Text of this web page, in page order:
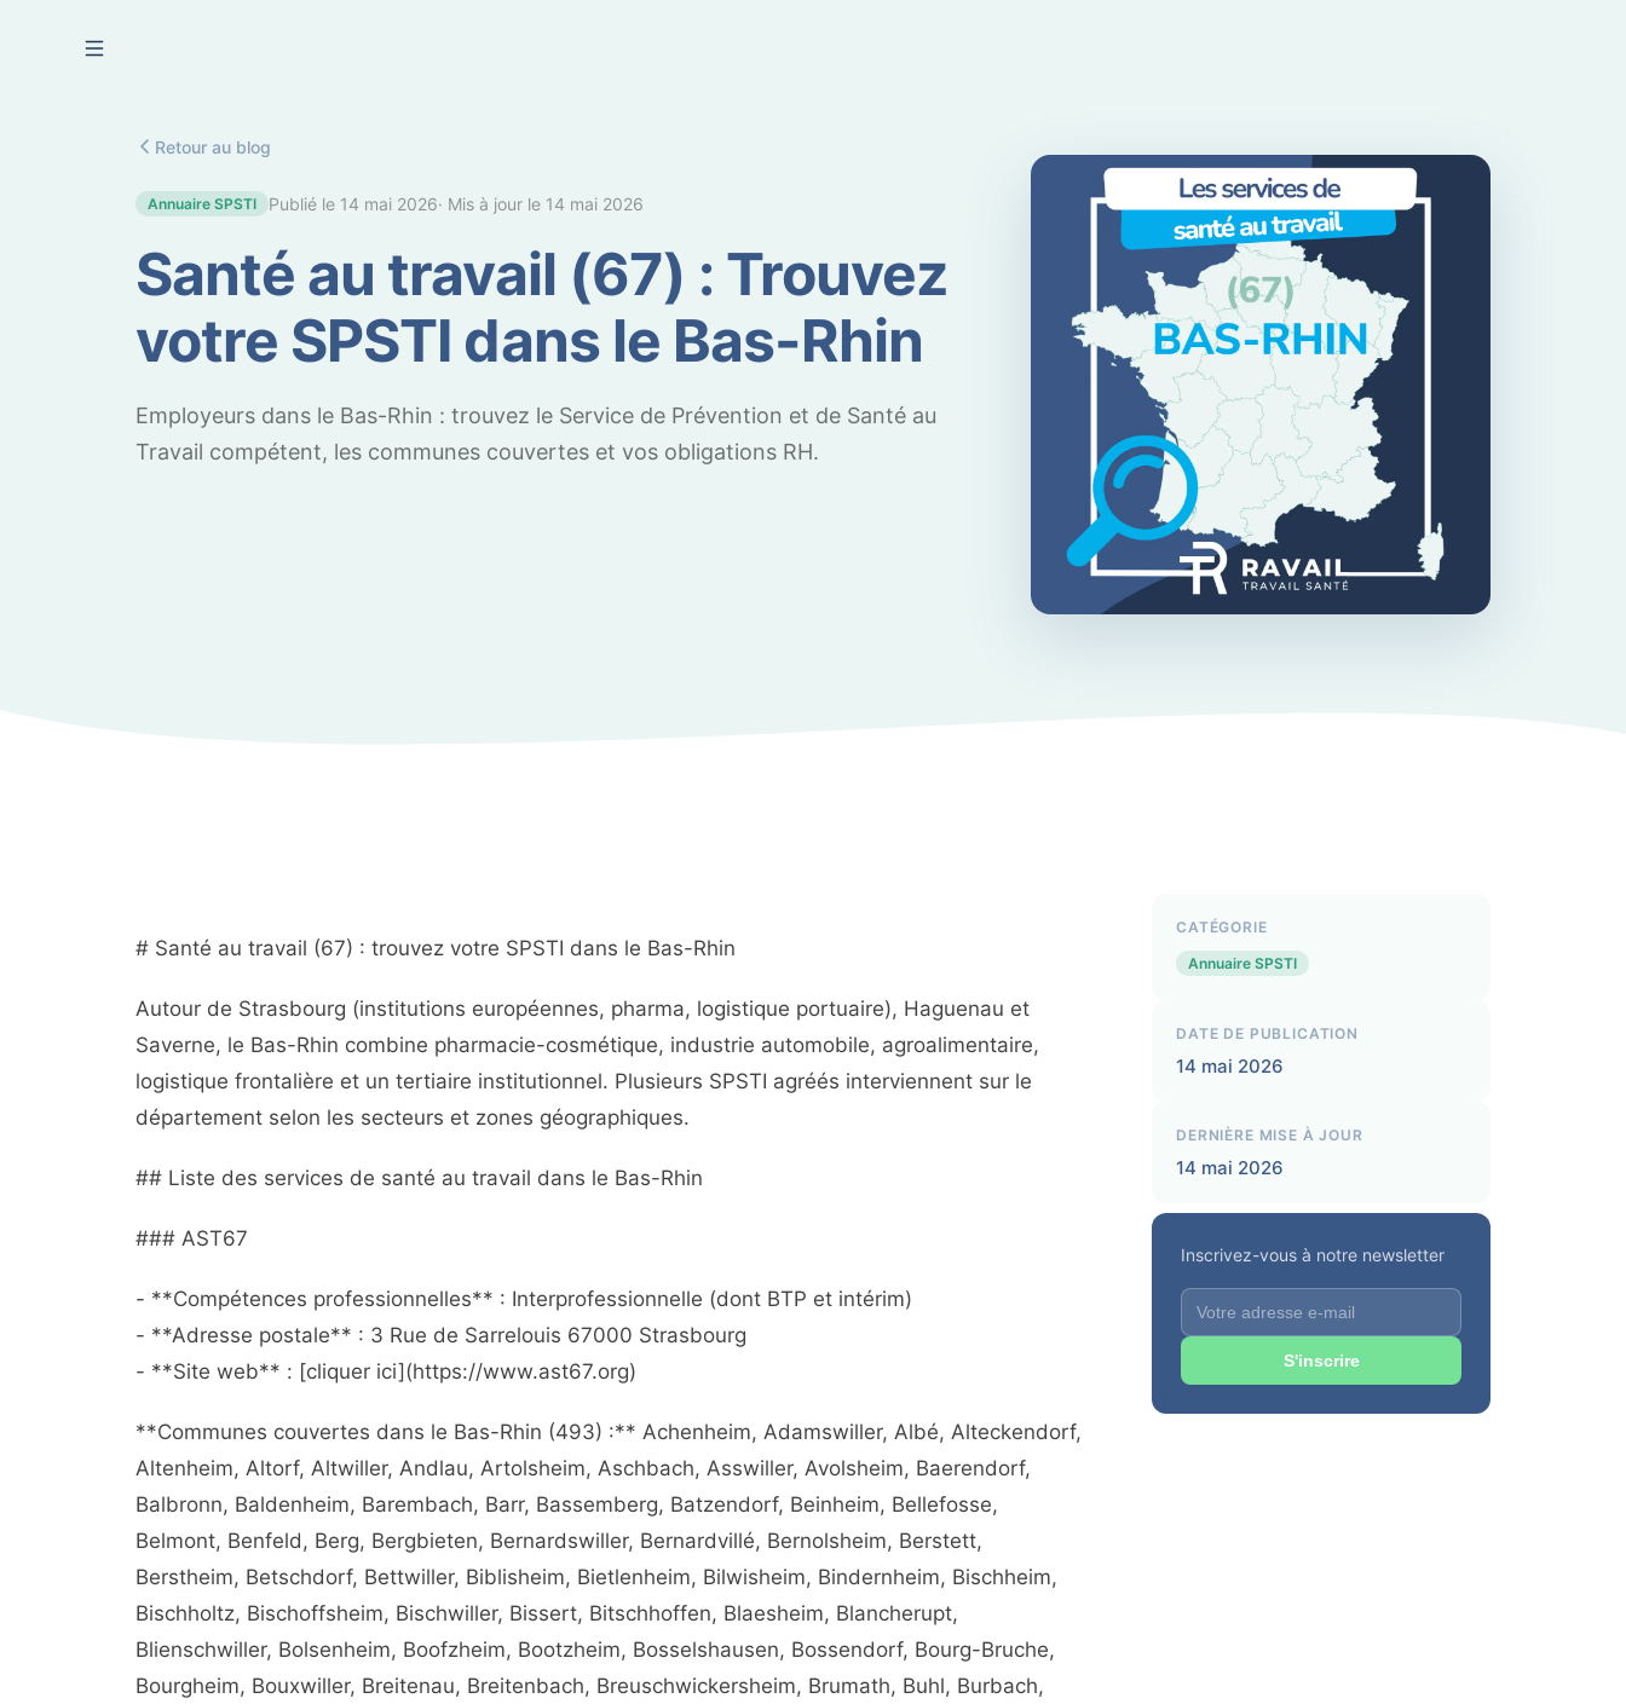
Retour au blog
Annuaire SPSTI Publié le 14 mai 2026· Mis à jour le 14 mai 2026
Santé au travail (67) : Trouvez
votre SPSTI dans le Bas-Rhin
Employeurs dans le Bas-Rhin : trouvez le Service de Prévention et de Santé au
Travail compétent, les communes couvertes et vos obligations RH.
# Santé au travail (67) : trouvez votre SPSTI dans le Bas-Rhin
Autour de Strasbourg (institutions européennes, pharma, logistique portuaire), Haguenau et
Saverne, le Bas-Rhin combine pharmacie-cosmétique, industrie automobile, agroalimentaire,
logistique frontalière et un tertiaire institutionnel. Plusieurs SPSTI agréés interviennent sur le
département selon les secteurs et zones géographiques.
## Liste des services de santé au travail dans le Bas-Rhin
### AST67
- **Compétences professionnelles** : Interprofessionnelle (dont BTP et intérim)
- **Adresse postale** : 3 Rue de Sarrelouis 67000 Strasbourg
- **Site web** : [cliquer ici](https://www.ast67.org)
**Communes couvertes dans le Bas-Rhin (493) :** Achenheim, Adamswiller, Albé, Alteckendorf,
Altenheim, Altorf, Altwiller, Andlau, Artolsheim, Aschbach, Asswiller, Avolsheim, Baerendorf,
Balbronn, Baldenheim, Barembach, Barr, Bassemberg, Batzendorf, Beinheim, Bellefosse,
Belmont, Benfeld, Berg, Bergbieten, Bernardswiller, Bernardvillé, Bernolsheim, Berstett,
Berstheim, Betschdorf, Bettwiller, Biblisheim, Bietlenheim, Bilwisheim, Bindernheim, Bischheim,
Bischholtz, Bischoffsheim, Bischwiller, Bissert, Bitschhoffen, Blaesheim, Blancherupt,
Blienschwiller, Bolsenheim, Boofzheim, Bootzheim, Bosselshausen, Bossendorf, Bourg-Bruche,
Bourgheim, Bouxwiller, Breitenau, Breitenbach, Breuschwickersheim, Brumath, Buhl, Burbach,
CATÉGORIE
Annuaire SPSTI
DATE DE PUBLICATION
14 mai 2026
DERNIÈRE MISE À JOUR
14 mai 2026
Inscrivez-vous à notre newsletter
S'inscrire